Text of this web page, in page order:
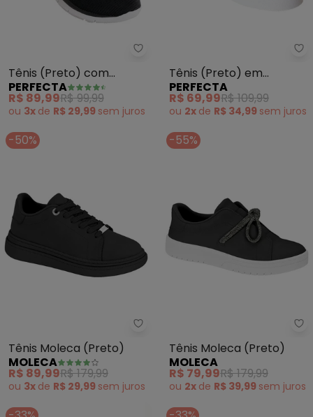
Perfecta - Tênis (Preto) com
Tênis (Preto) com
Textura e Elástico
PERFECTA
R$ 89,99R$ 99,99
ou 3x de R$ 29,99 sem juros
Tênis (Preto) em
Sintético
PERFECTA
R$ 69,99R$ 109,99
ou 2x de R$ 34,99 sem juros
-50%
Moleca - Tênis Moleca (Preto)
Tênis Moleca (Preto)
MOLECA
R$ 89,99R$ 179,99
ou 3x de R$ 29,99 sem juros
-55%
Tênis Moleca (Preto)
MOLECA
R$ 79,99R$ 179,99
ou 2x de R$ 39,99 sem juros